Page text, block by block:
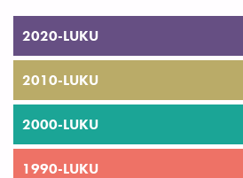
2020-LUKU
2010-LUKU
2000-LUKU
1990-LUKU